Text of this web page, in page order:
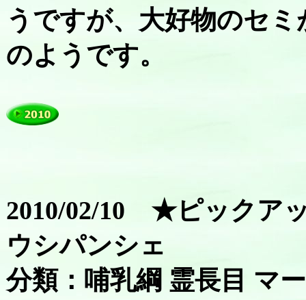
うですが、大好物のセ
のようです。
2010/02/10 ★ピックア
ウシパンシェ
分類：哺乳綱 霊長目 マ